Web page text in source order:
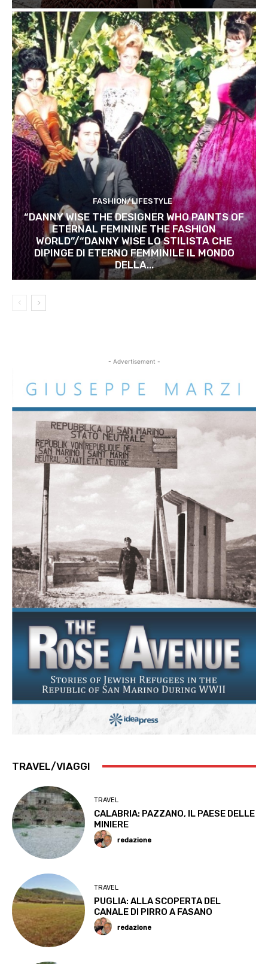
FASHION/LIFESTYLE
“DANNY WISE THE DESIGNER WHO PAINTS OF
ETERNAL FEMININE THE FASHION
WORLD”/“DANNY WISE LO STILISTA CHE
DIPINGE DI ETERNO FEMMINILE IL MONDO
DELLA...
- Advertisement -
TRAVEL/VIAGGI
TRAVEL
CALABRIA: PAZZANO, IL PAESE DELLE
MINIERE
redazione
TRAVEL
PUGLIA: ALLA SCOPERTA DEL
CANALE DI PIRRO A FASANO
redazione